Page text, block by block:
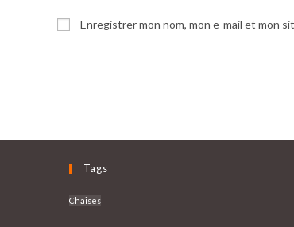
name
or
Enregistrer mon nom, mon e-mail et mon
Tags
Chaises